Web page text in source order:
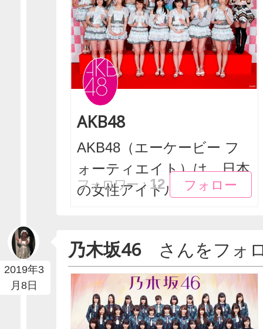
AKB48
AKB48（エーケービー フ
ォーティエイト）は、日本
の女性アイドルグ...フォロー
フォロー
フォロワー： 12
2019年3
月8日
乃木坂46 さんをフォ